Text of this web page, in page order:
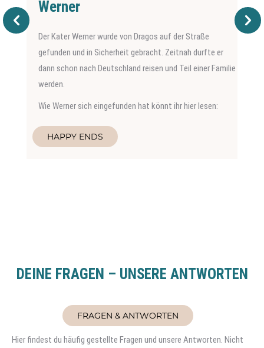
Werner
Der Kater Werner wurde von Dragos auf der Straße
gefunden und in Sicherheit gebracht. Zeitnah durfte er
dann schon nach Deutschland reisen und Teil einer Familie
werden.
Wie Werner sich eingefunden hat könnt ihr hier lesen:
HAPPY ENDS
DEINE FRAGEN – UNSERE ANTWORTEN
FRAGEN & ANTWORTEN
Hier findest du häufig gestellte Fragen und unsere Antworten. Nicht